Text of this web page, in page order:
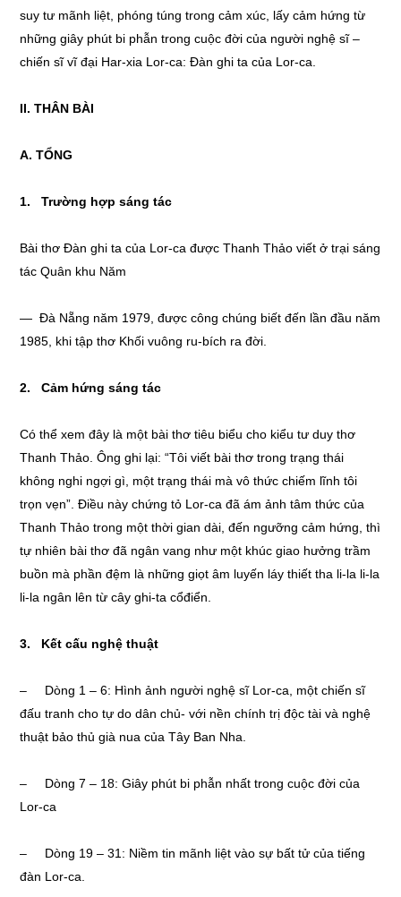
suy tư mãnh liệt, phóng túng trong cảm xúc, lấy cảm hứng từ
những giây phút bi phẫn trong cuộc đời của người nghệ sĩ –
chiến sĩ vĩ đại Har-xia Lor-ca: Đàn ghi ta của Lor-ca.
II. THÂN BÀI
A. TỔNG
1. Trường hợp sáng tác
Bài thơ Đàn ghi ta của Lor-ca được Thanh Thảo viết ở trại sáng
tác Quân khu Năm
— Đà Nẵng năm 1979, được công chúng biết đến lần đầu năm
1985, khi tập thơ Khối vuông ru-bích ra đời.
2. Cảm hứng sáng tác
Có thể xem đây là một bài thơ tiêu biểu cho kiểu tư duy thơ
Thanh Thảo. Ông ghi lại: “Tôi viết bài thơ trong trạng thái
không nghi ngợi gì, một trạng thái mà vô thức chiếm lĩnh tôi
trọn vẹn”. Điều này chứng tỏ Lor-ca đã ám ảnh tâm thức của
Thanh Thảo trong một thời gian dài, đến ngưỡng cảm hứng, thì
tự nhiên bài thơ đã ngân vang như một khúc giao hưởng trầm
buồn mà phần đệm là những giọt âm luyến láy thiết tha li-la li-la
li-la ngân lên từ cây ghi-ta cổđiển.
3. Kết cấu nghệ thuật
– Dòng 1 – 6: Hình ảnh người nghệ sĩ Lor-ca, một chiến sĩ
đấu tranh cho tự do dân chủ- với nền chính trị độc tài và nghệ
thuật bảo thủ già nua của Tây Ban Nha.
– Dòng 7 – 18: Giây phút bi phẫn nhất trong cuộc đời của
Lor-ca
– Dòng 19 – 31: Niềm tin mãnh liệt vào sự bất tử của tiếng
đàn Lor-ca.